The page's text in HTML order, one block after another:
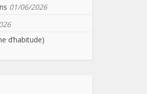
01/06/2026
d’habitude)